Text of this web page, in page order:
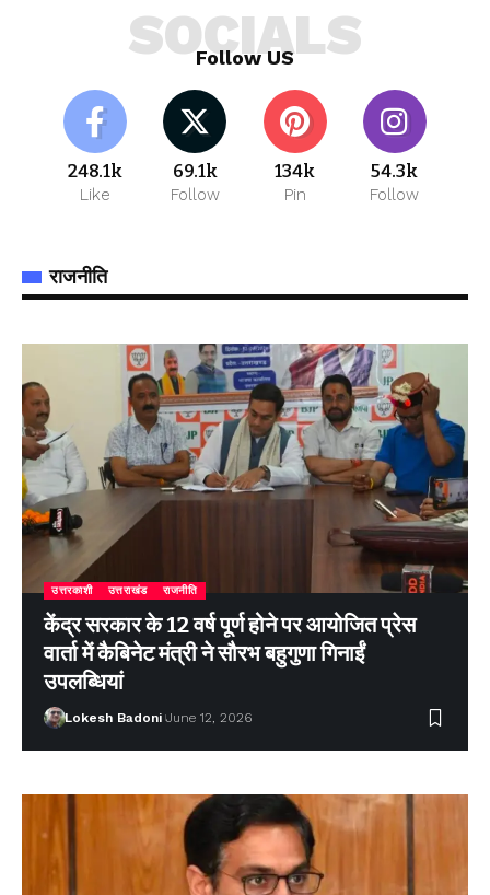
Follow US
SOCIALS
248.1k
Like
69.1k
Follow
134k
Pin
54.3k
Follow
राजनीति
उत्तरकाशी उत्तराखंड राजनीति
केंद्र सरकार के 12 वर्ष पूर्ण होने पर आयोजित प्रेस
वार्ता में कैबिनेट मंत्री ने सौरभ बहुगुणा गिनाईं
उपलब्धियां
Lokesh Badoni June 12, 2026